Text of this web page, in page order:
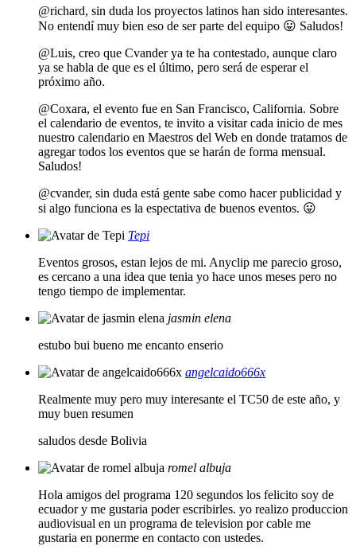
@richard, sin duda los proyectos latinos han sido interesantes.
No entendí muy bien eso de ser parte del equipo 😛 Saludos!
@Luis, creo que Cvander ya te ha contestado, aunque claro
ya se habla de que es el último, pero será de esperar el
próximo año.
@Coxara, el evento fue en San Francisco, California. Sobre
el calendario de eventos, te invito a visitar cada inicio de mes
nuestro calendario en Maestros del Web en donde tratamos de
agregar todos los eventos que se harán de forma mensual.
Saludos!
@cvander, sin duda está gente sabe como hacer publicidad y
si algo funciona es la espectativa de buenos eventos. 😛
Tepi
Eventos grosos, estan lejos de mi. Anyclip me parecio groso,
es cercano a una idea que tenia yo hace unos meses pero no
tengo tiempo de implementar.
jasmin elena
estubo bui bueno me encanto enserio
angelcaido666x
Realmente muy pero muy interesante el TC50 de este año, y
muy buen resumen
saludos desde Bolivia
romel albuja
Hola amigos del programa 120 segundos los felicito soy de
ecuador y me gustaria poder escribirles. yo realizo produccion
audiovisual en un programa de television por cable me
gustaria en ponerme en contacto con ustedes.